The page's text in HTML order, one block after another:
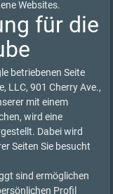
Websites.
für die
betriebenen Seite
LLC, 901 Cherry Ave.,
mit einem
wird eine
Dabei wird
Seiten Sie besucht
sind ermöglichen
Profil